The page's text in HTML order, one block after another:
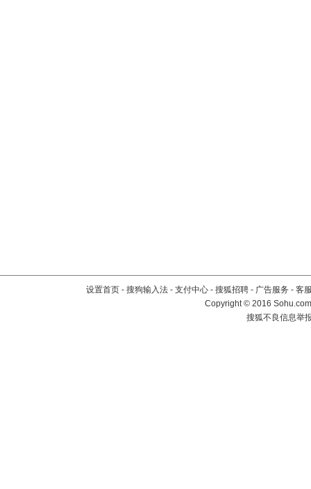
设置首页 - 搜狗输入法 - 支付中心 - 搜狐招聘 - 广告服务 - 客
Copyright©2016
搜狐不良信息举